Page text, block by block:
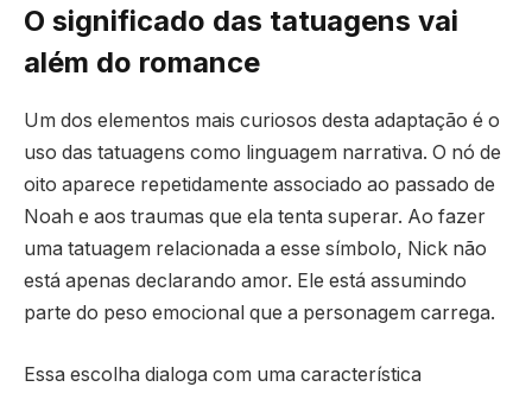
O significado das tatuagens vai
além do romance
Um dos elementos mais curiosos desta adaptação é o
uso das tatuagens como linguagem narrativa. O nó de
oito aparece repetidamente associado ao passado de
Noah e aos traumas que ela tenta superar. Ao fazer
uma tatuagem relacionada a esse símbolo, Nick não
está apenas declarando amor. Ele está assumindo
parte do peso emocional que a personagem carrega.
Essa escolha dialoga com uma característica